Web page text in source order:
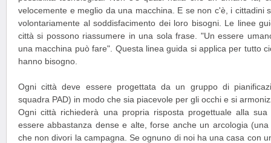
velocemente e meglio da una macchina. E se non c'è, i cittadini
volontariamente al soddisfacimento dei loro bisogni. Le linee
città si possono riassumere in una sola frase. "Un essere
una macchina può fare". Questa linea guida si applica per tutto
hanno bisogno.
Ogni città deve essere progettata da un gruppo di
squadra PAD) in modo che sia piacevole per gli occhi e si
Ogni città richiederà una propria risposta progettuale alla
essere abbastanza dense e alte, forse anche un arcologia
che non divori la campagna. Se ognuno di noi ha una casa con